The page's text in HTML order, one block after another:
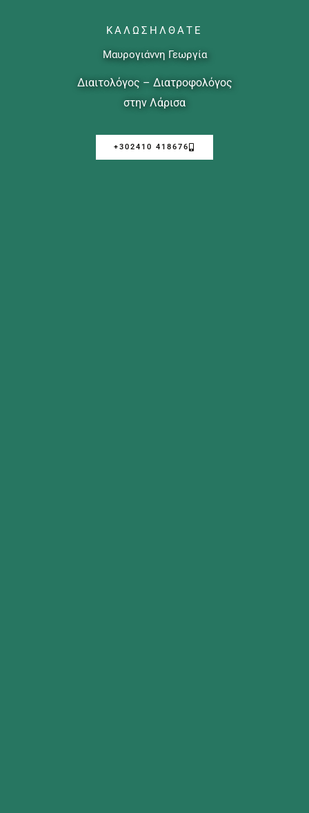
ΚΑΛΩΣΉΛΘΑΤΕ
Μαυρογιάννη Γεωργία
Διαιτολόγος – Διατροφολόγος​
στην Λάρισα
+302410 418676